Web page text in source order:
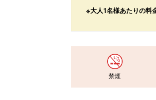
※大人1名様あたりの料
禁煙